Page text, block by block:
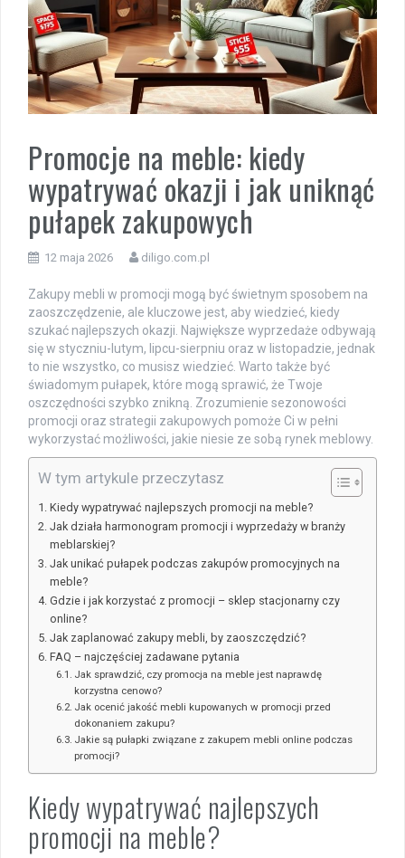
Promocje na meble: kiedy
wypatrywać okazji i jak uniknąć
pułapek zakupowych
12 maja 2026 diligo.com.pl
Zakupy mebli w promocji mogą być świetnym sposobem na
zaoszczędzenie, ale kluczowe jest, aby wiedzieć, kiedy
szukać najlepszych okazji. Największe wyprzedaże odbywają
się w styczniu-lutym, lipcu-sierpniu oraz w listopadzie, jednak
to nie wszystko, co musisz wiedzieć. Warto także być
świadomym pułapek, które mogą sprawić, że Twoje
oszczędności szybko znikną. Zrozumienie sezonowości
promocji oraz strategii zakupowych pomoże Ci w pełni
wykorzystać możliwości, jakie niesie ze sobą rynek meblowy.
W tym artykule przeczytasz
Kiedy wypatrywać najlepszych promocji na meble?
Jak działa harmonogram promocji i wyprzedaży w branży
meblarskiej?
Jak unikać pułapek podczas zakupów promocyjnych na
meble?
Gdzie i jak korzystać z promocji – sklep stacjonarny czy
online?
Jak zaplanować zakupy mebli, by zaoszczędzić?
FAQ – najczęściej zadawane pytania
Jak sprawdzić, czy promocja na meble jest naprawdę
korzystna cenowo?
Jak ocenić jakość mebli kupowanych w promocji przed
dokonaniem zakupu?
Jakie są pułapki związane z zakupem mebli online podczas
promocji?
Kiedy wypatrywać najlepszych
promocji na meble?